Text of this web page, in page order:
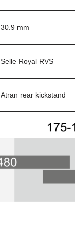
30.9 mm
Selle Royal RVS
Atran rear kickstand